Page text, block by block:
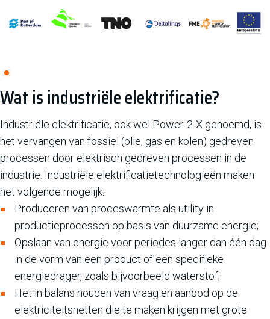
Wat is industriële elektrificatie?
Industriële elektrificatie, ook wel Power-2-X genoemd, is
het vervangen van fossiel (olie, gas en kolen) gedreven
processen door elektrisch gedreven processen in de
industrie. Industriële elektrificatietechnologieën maken
het volgende mogelijk:
Produceren van proceswarmte als utility in
productieprocessen op basis van duurzame energie;
Opslaan van energie voor periodes langer dan één dag
in de vorm van een product of een specifieke
energiedrager, zoals bijvoorbeeld waterstof;
Het in balans houden van vraag en aanbod op de
elektriciteitsnetten die te maken krijgen met grote